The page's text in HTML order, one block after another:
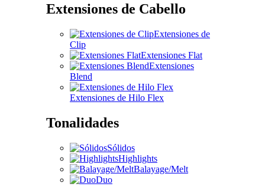
Extensiones de Cabello
Extensiones de
Clip
Extensiones Flat
Extensiones
Blend
Extensiones de Hilo Flex
Tonalidades
Sólidos
Highlights
Balayage/Melt
Duo